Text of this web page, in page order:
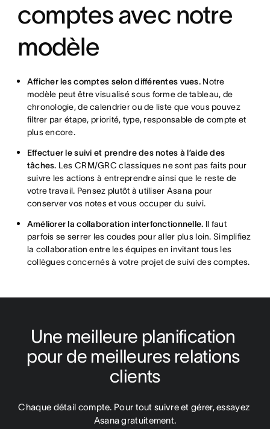
comptes avec notre
modèle
Afficher les comptes selon différentes vues. Notre
modèle peut être visualisé sous forme de tableau, de
chronologie, de calendrier ou de liste que vous pouvez
filtrer par étape, priorité, type, responsable de compte et
plus encore.
Effectuer le suivi et prendre des notes à l’aide des
tâches. Les CRM/GRC classiques ne sont pas faits pour
suivre les actions à entreprendre ainsi que le reste de
votre travail. Pensez plutôt à utiliser Asana pour
conserver vos notes et vous occuper du suivi.
Améliorer la collaboration interfonctionnelle. Il faut
parfois se serrer les coudes pour aller plus loin. Simplifiez
la collaboration entre les équipes en invitant tous les
collègues concernés à votre projet de suivi des comptes.
Une meilleure planification
pour de meilleures relations
clients
Chaque détail compte. Pour tout suivre et gérer, essayez
Asana gratuitement.